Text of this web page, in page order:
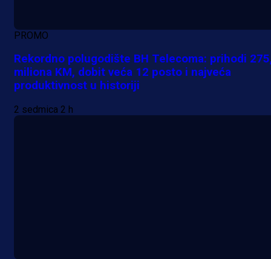
PROMO
Rekordno polugodište BH Telecoma: prihodi
miliona KM, dobit veća 12 posto i najveća
produktivnost u historiji
2 sedmica 2 h